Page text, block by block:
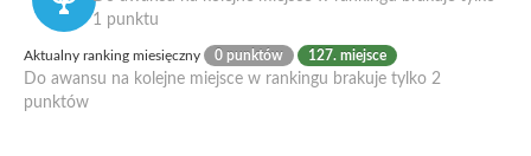
1 punktu
Aktualny ranking miesięczny 0 punktów 127. miejsce
Do awansu na kolejne miejsce w rankingu brakuje tylko 2
punktów